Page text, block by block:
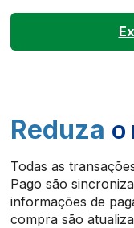
Reduza o
Todas as
Pago são
informações de
compra são